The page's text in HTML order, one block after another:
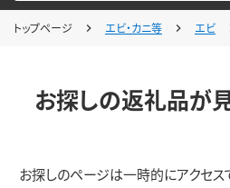
トップページ エビ・カニ等 エビ
お探しの返礼品が
お探しのページは一時的にアクセス